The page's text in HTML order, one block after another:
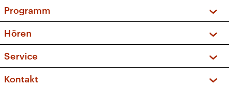
Programm
Sendungen und Podcasts
Musikliste
Kakadu – Das Kinderprogramm
Hören
Frequenzen (UKW + DAB+)
Service
FAQ
Kontakt